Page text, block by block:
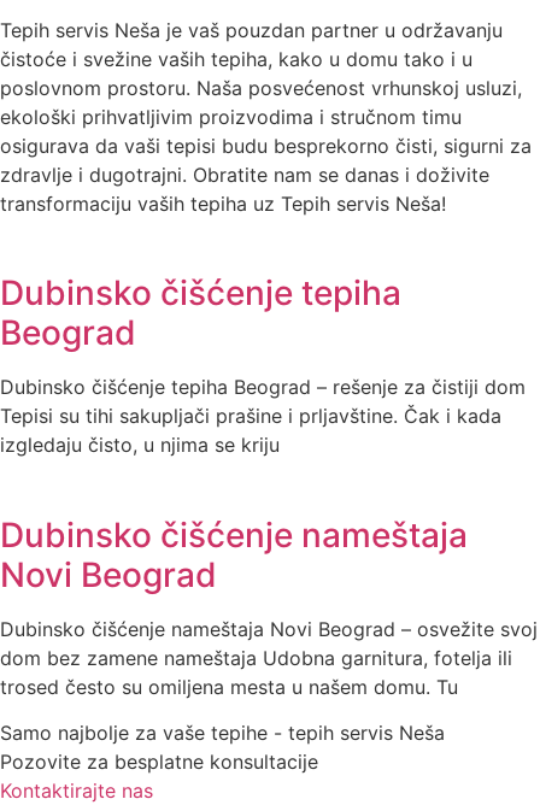
Tepih servis Neša je vaš pouzdan partner u održavanju
čistoće i svežine vaših tepiha, kako u domu tako i u
poslovnom prostoru. Naša posvećenost vrhunskoj usluzi,
ekološki prihvatljivim proizvodima i stručnom timu
osigurava da vaši tepisi budu besprekorno čisti, sigurni za
zdravlje i dugotrajni. Obratite nam se danas i doživite
transformaciju vaših tepiha uz Tepih servis Neša!
Dubinsko čišćenje tepiha
Beograd
Dubinsko čišćenje tepiha Beograd – rešenje za čistiji dom
Tepisi su tihi sakupljači prašine i prljavštine. Čak i kada
izgledaju čisto, u njima se kriju
Dubinsko čišćenje nameštaja
Novi Beograd
Dubinsko čišćenje nameštaja Novi Beograd – osvežite svoj
dom bez zamene nameštaja Udobna garnitura, fotelja ili
trosed često su omiljena mesta u našem domu. Tu
Samo najbolje za vaše tepihe - tepih servis Neša
Pozovite za besplatne konsultacije
Kontaktirajte nas